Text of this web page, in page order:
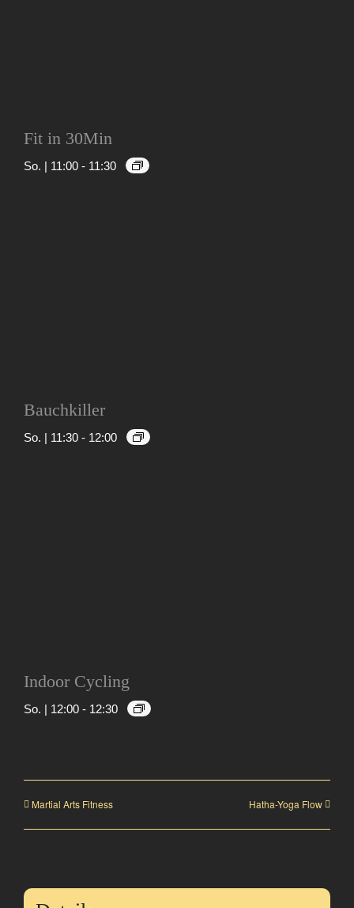
Fit in 30Min
So. | 11:00 - 11:30
Bauchkiller
So. | 11:30 - 12:00
Indoor Cycling
So. | 12:00 - 12:30
Martial Arts Fitness Hatha-Yoga Flow